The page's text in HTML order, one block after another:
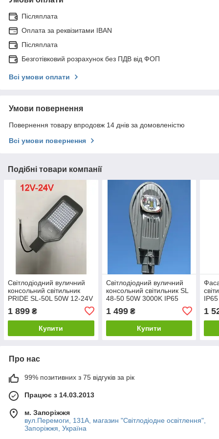
Післяплата
Оплата за реквізитами IBAN
Післяплата
Безготівковий розрахунок без ПДВ від ФОП
Всі умови оплати
Умови повернення
Повернення товару впродовж 14 днів за домовленістю
Всі умови повернення
Подібні товари компанії
Світлодіодний вуличний
консольний світильник
PRIDE SL-50L 50W 12-24V
1 899 ₴
Купити
Світлодіодний вуличний
консольний світильник SL
48-50 50W 3000K IP65
1 499₴
Купити
1
Про нас
99% позитивних з 75 відгуків за рік
Працює з 14.03.2013
м. Запоріжжя
вул.Перемоги, 131А, магазин "Світлодіодне освітлення",
Запоріжжя, Україна